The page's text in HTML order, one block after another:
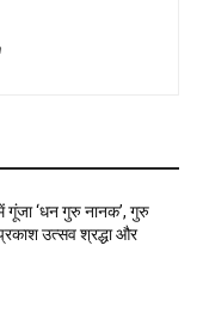
में गूंजा ‘धन गुरु नानक’, गुरु
उत्सव श्रद्धा और